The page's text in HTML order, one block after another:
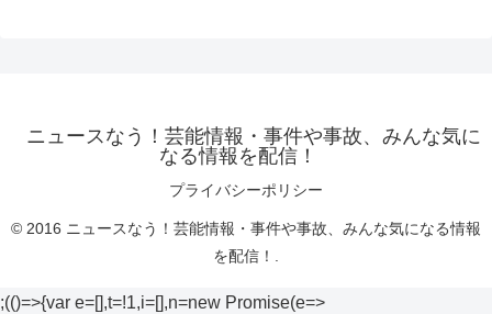
ニュースなう！芸能情報・事件や事故、みんな気に
なる情報を配信！
プライバシーポリシー
© 2016 ニュースなう！芸能情報・事件や事故、みんな気になる情報
を配信！.
;(()=>{var e=[],t=!1,i=[],n=new Promise(e=>